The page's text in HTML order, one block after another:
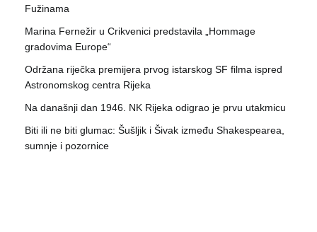
Fužinama
Marina Fernežir u Crikvenici predstavila „Hommage
gradovima Europe“
Održana riječka premijera prvog istarskog SF filma ispred
Astronomskog centra Rijeka
Na današnji dan 1946. NK Rijeka odigrao je prvu utakmicu
Biti ili ne biti glumac: Šušljik i Šivak između Shakespearea,
sumnje i pozornice